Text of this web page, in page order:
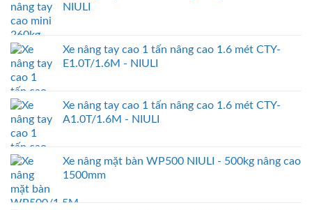
NIULI
Xe nâng tay cao 1 tấn nâng cao 1.6 mét CTY-
E1.0T/1.6M - NIULI
Xe nâng tay cao 1 tấn nâng cao 1.6 mét CTY-
A1.0T/1.6M - NIULI
Xe nâng mặt bàn WP500 NIULI - 500kg nâng cao
1500mm